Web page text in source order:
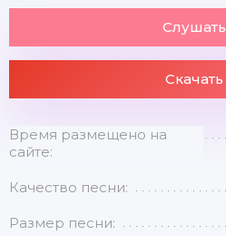
Слушать
Скачать
Время размещено на
сайте:
Качество песни:
Размер песни: